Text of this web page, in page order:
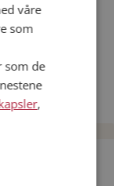
våre
som
som de
,